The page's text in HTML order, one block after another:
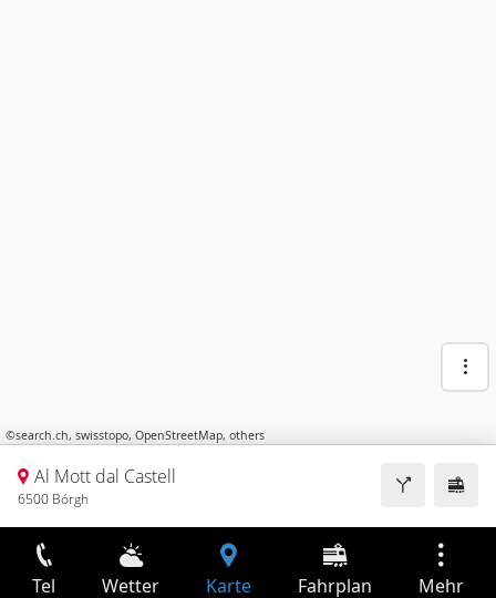
©search.ch, swisstopo, OpenStreetMap, others
Al Mott dal Castell
6500 Bórgh
Tel Wetter Karte Fahrplan Mehr